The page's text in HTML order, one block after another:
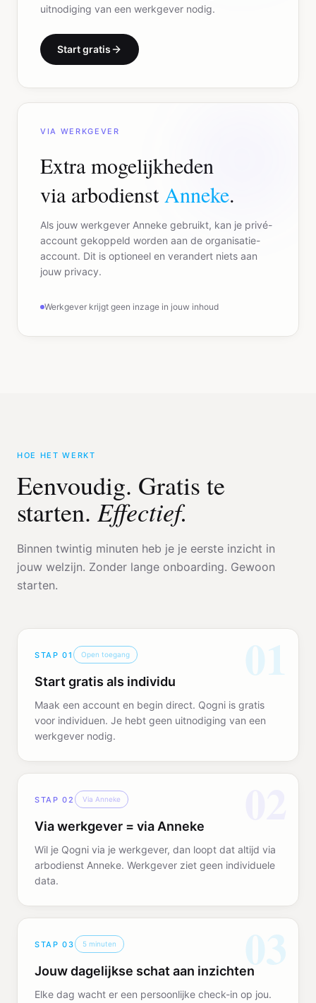
uitnodiging van een werkgever nodig.
Start gratis
VIA WERKGEVER
Extra mogelijkheden
via arbodienst Anneke.
Als jouw werkgever Anneke gebruikt, kan je privé-
account gekoppeld worden aan de organisatie-
account. Dit is optioneel en verandert niets aan
jouw privacy.
Werkgever krijgt geen inzage in jouw inhoud
HOE HET WERKT
Eenvoudig. Gratis te
starten. Effectief.
Binnen twintig minuten heb je je eerste inzicht in
jouw welzijn. Zonder lange onboarding. Gewoon
starten.
01
STAP01 Open toegang
Start gratis als individu
Maak een account en begin direct. Qogni is gratis
voor individuen. Je hebt geen uitnodiging van een
werkgever nodig.
STAP02 Via Anneke
Via werkgever = via Anneke
Wil je Qogni via je werkgever, dan loopt dat altijd via
arbodienst Anneke. Werkgever ziet geen individuele
data.
03
STAP03 5 minuten
Jouw dagelijkse schat aan inzichten
Elke dag wacht er een persoonlijke check-in op jou.